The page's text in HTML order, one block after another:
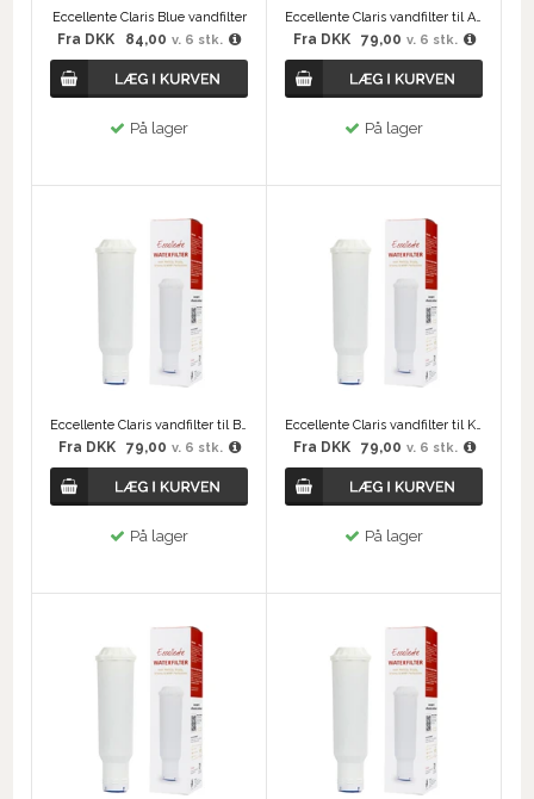
Eccellente Claris Blue vandfilter
Fra DKK 84,00 v. 6 stk.
På lager
Eccellente Claris vandfilter til AEG, WMF Perfection, Neff og Gaggenau
Fra DKK 79,00 v. 6 stk.
På lager
Eccellente Claris vandfilter til Bosch/Siemens
Fra DKK 79,00 v. 6 stk.
På lager
Eccellente Claris vandfilter til Krups
Fra DKK 79,00 v. 6 stk.
På lager